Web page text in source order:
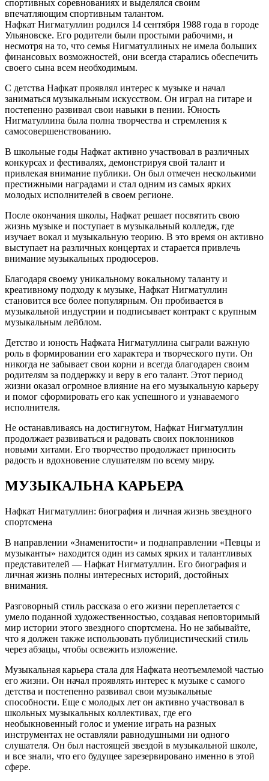
спортивных соревнованиях и выделялся своим
впечатляющим спортивным талантом.
Нафкат Нигматуллин родился 14 сентября 1988 года в городе
Ульяновске. Его родители были простыми рабочими, и
несмотря на то, что семья Нигматуллиных не имела больших
финансовых возможностей, они всегда старались обеспечить
своего сына всем необходимым.
С детства Нафкат проявлял интерес к музыке и начал
заниматься музыкальным искусством. Он играл на гитаре и
постепенно развивал свои навыки в пении. Юность
Нигматуллина была полна творчества и стремления к
самосовершенствованию.
В школьные годы Нафкат активно участвовал в различных
конкурсах и фестивалях, демонстрируя свой талант и
привлекая внимание публики. Он был отмечен несколькими
престижными наградами и стал одним из самых ярких
молодых исполнителей в своем регионе.
После окончания школы, Нафкат решает посвятить свою
жизнь музыке и поступает в музыкальный колледж, где
изучает вокал и музыкальную теорию. В это время он активно
выступает на различных концертах и старается привлечь
внимание музыкальных продюсеров.
Благодаря своему уникальному вокальному таланту и
креативному подходу к музыке, Нафкат Нигматуллин
становится все более популярным. Он пробивается в
музыкальной индустрии и подписывает контракт с крупным
музыкальным лейблом.
Детство и юность Нафката Нигматуллина сыграли важную
роль в формировании его характера и творческого пути. Он
никогда не забывает свои корни и всегда благодарен своим
родителям за поддержку и веру в его талант. Этот период
жизни оказал огромное влияние на его музыкальную карьеру
и помог сформировать его как успешного и узнаваемого
исполнителя.
Не останавливаясь на достигнутом, Нафкат Нигматуллин
продолжает развиваться и радовать своих поклонников
новыми хитами. Его творчество продолжает приносить
радость и вдохновение слушателям по всему миру.
МУЗЫКАЛЬНА КАРЬЕРА
Нафкат Нигматуллин: биография и личная жизнь звездного
спортсмена
В направлении «Знаменитости» и поднаправлении «Певцы и
музыканты» находится один из самых ярких и талантливых
представителей — Нафкат Нигматуллин. Его биография и
личная жизнь полны интересных историй, достойных
внимания.
Разговорный стиль рассказа о его жизни переплетается с
умело поданной художественностью, создавая неповторимый
мир истории этого звездного спортсмена. Но не забывайте,
что я должен также использовать публицистический стиль
через абзацы, чтобы освежить изложение.
Музыкальная карьера стала для Нафката неотъемлемой частью
его жизни. Он начал проявлять интерес к музыке с самого
детства и постепенно развивал свои музыкальные
способности. Еще с молодых лет он активно участвовал в
школьных музыкальных коллективах, где его
необыкновенный голос и умение играть на разных
инструментах не оставляли равнодушными ни одного
слушателя. Он был настоящей звездой в музыкальной школе,
и все знали, что его будущее зарезервировано именно в этой
сфере.